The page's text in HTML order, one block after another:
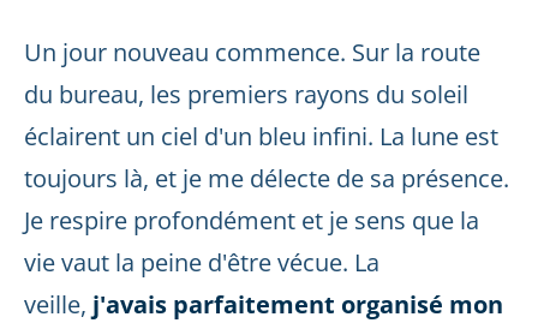
Un jour nouveau commence. Sur la route
du bureau, les premiers rayons du soleil
éclairent un ciel d'un bleu infini. La lune est
toujours là, et je me délecte de sa présence.
Je respire profondément et je sens que la
vie vaut la peine d'être vécue. La
veille, j'avais parfaitement organisé mon